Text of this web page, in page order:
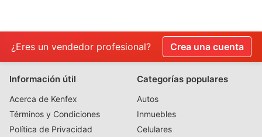
¿Eres un vendedor profesional? Crea una cuenta
Información útil
Acerca de Kenfex
Términos y Condiciones
Política de Privacidad
Categorías populares
Autos
Inmuebles
Celulares